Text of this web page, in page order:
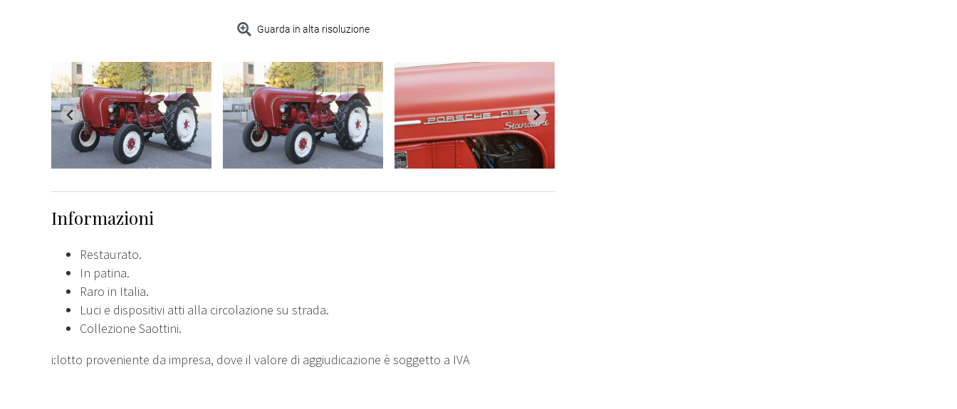
Guarda in alta risoluzione
Informazioni
Restaurato.
In patina.
Raro in Italia.
Luci e dispositivi atti alla circolazione su strada.
Collezione Saottini.
i:lotto proveniente da impresa, dove il valore di aggiudicazione è soggetto a IVA